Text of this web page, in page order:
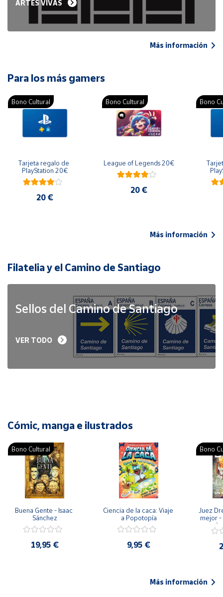
ARTES VIVAS
Más información
Para los más gamers
Bono Cultural
Tarjeta regalo de
PlayStation 20€
20 €
Bono Cultural
League of Legends 20€
20 €
Bono
Más información
Filatelia y el Camino de Santiago
Sellos del Camino de Santiago
VER TODO
Cómic, manga e ilustrados
Bono Cultural
Buena Gente - Isaac
Sánchez
19,95 €
Ciencia de la caca: Viaje
a Popotopía
9,95 €
Bono
Juez
mejor -
Más información